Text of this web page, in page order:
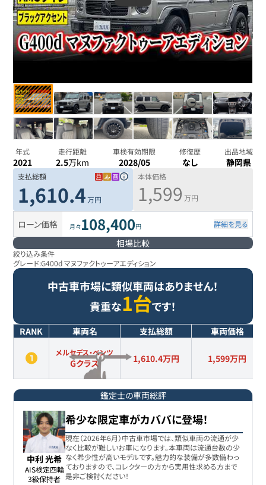
年式
2021
走行距離
2.5万km
車検有効期限
2028/05
修復歴
なし
出品地域
静岡県
支払総額
1,610.4 万円
本体価格
1,599 万円
ローン価格 月々108,400円 詳細を見る
相場比較
絞り込み条件
グレード:G400d マヌファクトゥーアエディション
中古車市場に類似車両はありません！
貴重な1台です！
RANK 車両名 支払総額 車両価格
メルセデス・ベンツ
Gクラス 1,610.4万円 1,599万円
鑑定士の車両総評
中利 光希
AIS検定四輪
3級保持者
希少な限定車がカババに登場！
現在（2026年6月）中古車市場では、類似車両の流通が少
なく比較が難しいお車になります。本車両は流通台数の少
なく希少性が高いモデルです。魅力的な装備が多数備わっ
ておりますので、コレクターの方から実用性求める方まで
是非ご検討ください！